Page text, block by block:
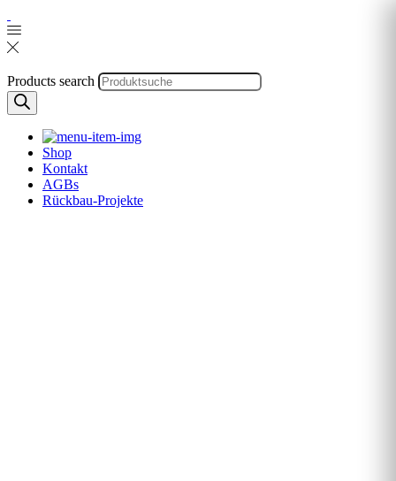
Products search
Shop
Kontakt
AGBs
Rückbau-Projekte